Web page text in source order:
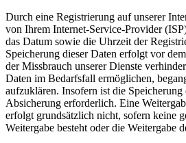
Durch eine Registrierung auf unserer
von Ihrem Internet-Service-Provider
das Datum sowie die Uhrzeit der
Speicherung dieser Daten erfolgt vor
der Missbrauch unserer Dienste
Daten im Bedarfsfall ermöglichen,
aufzuklären. Insofern ist die Speicherung
Absicherung erforderlich. Eine
erfolgt grundsätzlich nicht, sofern keine
Weitergabe besteht oder die Weitergabe